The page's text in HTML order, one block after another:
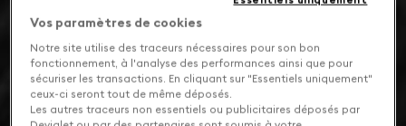
Vos paramètres de cookies
Notre site utilise des traceurs nécessaires pour son bon
fonctionnement, à l'analyse des performances ainsi que pour
sécuriser les transactions. En cliquant sur "Essentiels uniquement"
ceux-ci seront tout de même déposés.
Les autres traceurs non essentiels ou publicitaires déposés par